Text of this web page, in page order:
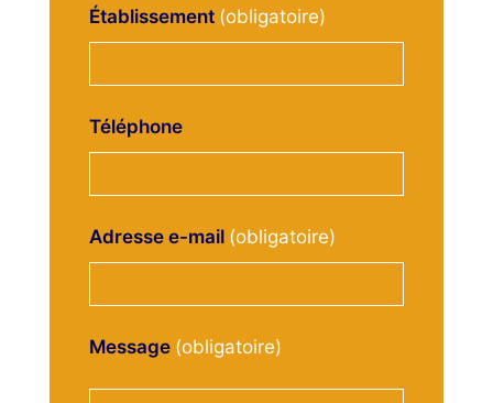
Établissement
Téléphone
Adresse e-mail
Message